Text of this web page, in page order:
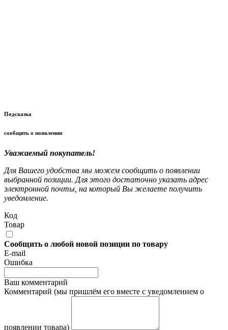
Подсказка
сообщить о появлении
Уважаемый покупатель!
Для Вашего удобства мы можем сообщить о появлении
выбранной позиции. Для этого достаточно указать адрес
электронной почты, на который Вы желаете получить
уведомление.
Код
Товар
Сообщить о любой новой позиции по товару
E-mail
Ошибка
Ваш комментарий
Комментарий (мы пришлём его вместе с уведомлением о
появлении товара)